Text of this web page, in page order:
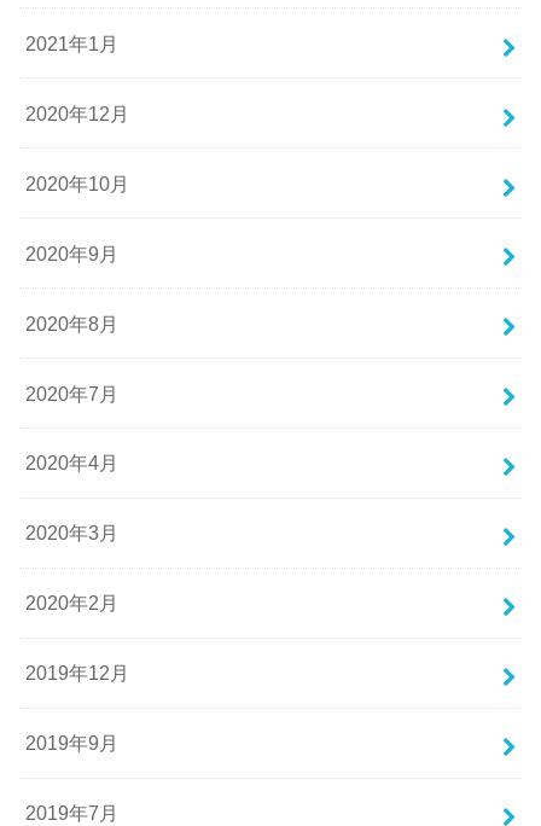
2021年1月
2020年12月
2020年10月
2020年9月
2020年8月
2020年7月
2020年4月
2020年3月
2020年2月
2019年12月
2019年9月
2019年7月